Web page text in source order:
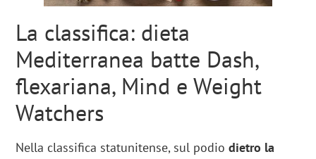
La classifica: dieta
Mediterranea batte Dash,
flexariana, Mind e Weight
Watchers
Nella classifica statunitense, sul podiodietro la